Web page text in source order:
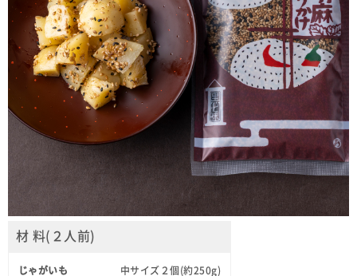
材 料(２人前)
じゃがいも 中サイズ２個(約250g)